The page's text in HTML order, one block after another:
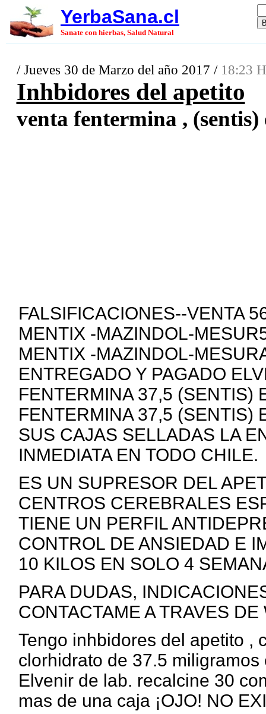
YerbaSana.cl
Sanate con hierbas, Salud Natural
/ Jueves 30 de Marzo del año 2017 / 18:23
Inhbidores del apetito
venta fentermina ,
FALSIFICACIONES--VENTA
MENTIX -MAZINDOL-
MENTIX -MAZINDOL-
ENTREGADO Y PAGADO
FENTERMINA 37,5 (SENTIS)
FENTERMINA 37,5 (SENTIS)
SUS CAJAS SELLADAS LA
INMEDIATA EN TODO CHILE.
ES UN SUPRESOR DEL
CENTROS CEREBRALES
TIENE UN PERFIL
CONTROL DE ANSIEDAD E
10 KILOS EN SOLO 4
PARA DUDAS,
CONTACTAME A TRAVES
Tengo inhbidores del apetito ,
clorhidrato de 37.5
Elvenir de lab. recalcine 30
mas de una caja ¡OJO! NO